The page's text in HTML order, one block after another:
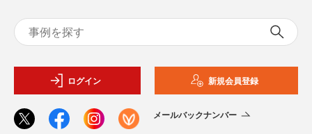
ログイン 新規会員登録
メールバックナンバー